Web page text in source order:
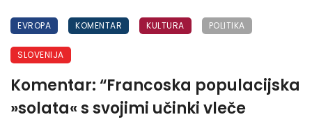
EVROPA KOMENTAR KULTURA POLITIKA
SLOVENIJA
Komentar: “Francoska populacijska
»solata« s svojimi učinki vleče